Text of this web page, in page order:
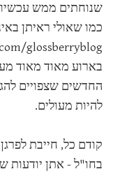
שנוחתים ממש עכשיו
כמו שאולי ראיתן
glossberryblog
בארוע מאוד מאוד
החדשים שצפויים
להיות מעולים.
קודם כל, חייבת
בחו"ל - אתן יודעות